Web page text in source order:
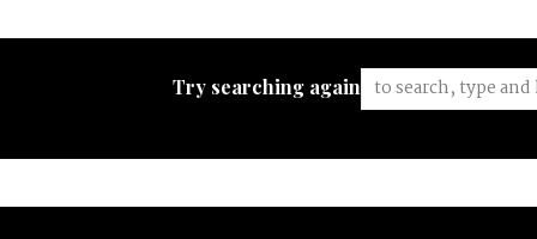
Try searching again: